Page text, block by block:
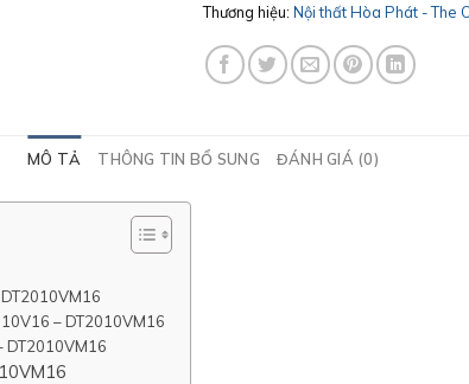
Thương hiệu: Nội thất Hòa Phát - The
MÔ TẢ THÔNG TIN BỔ SUNG ĐÁNH GIÁ (0)
– DT2010VM16
DT2010VM16